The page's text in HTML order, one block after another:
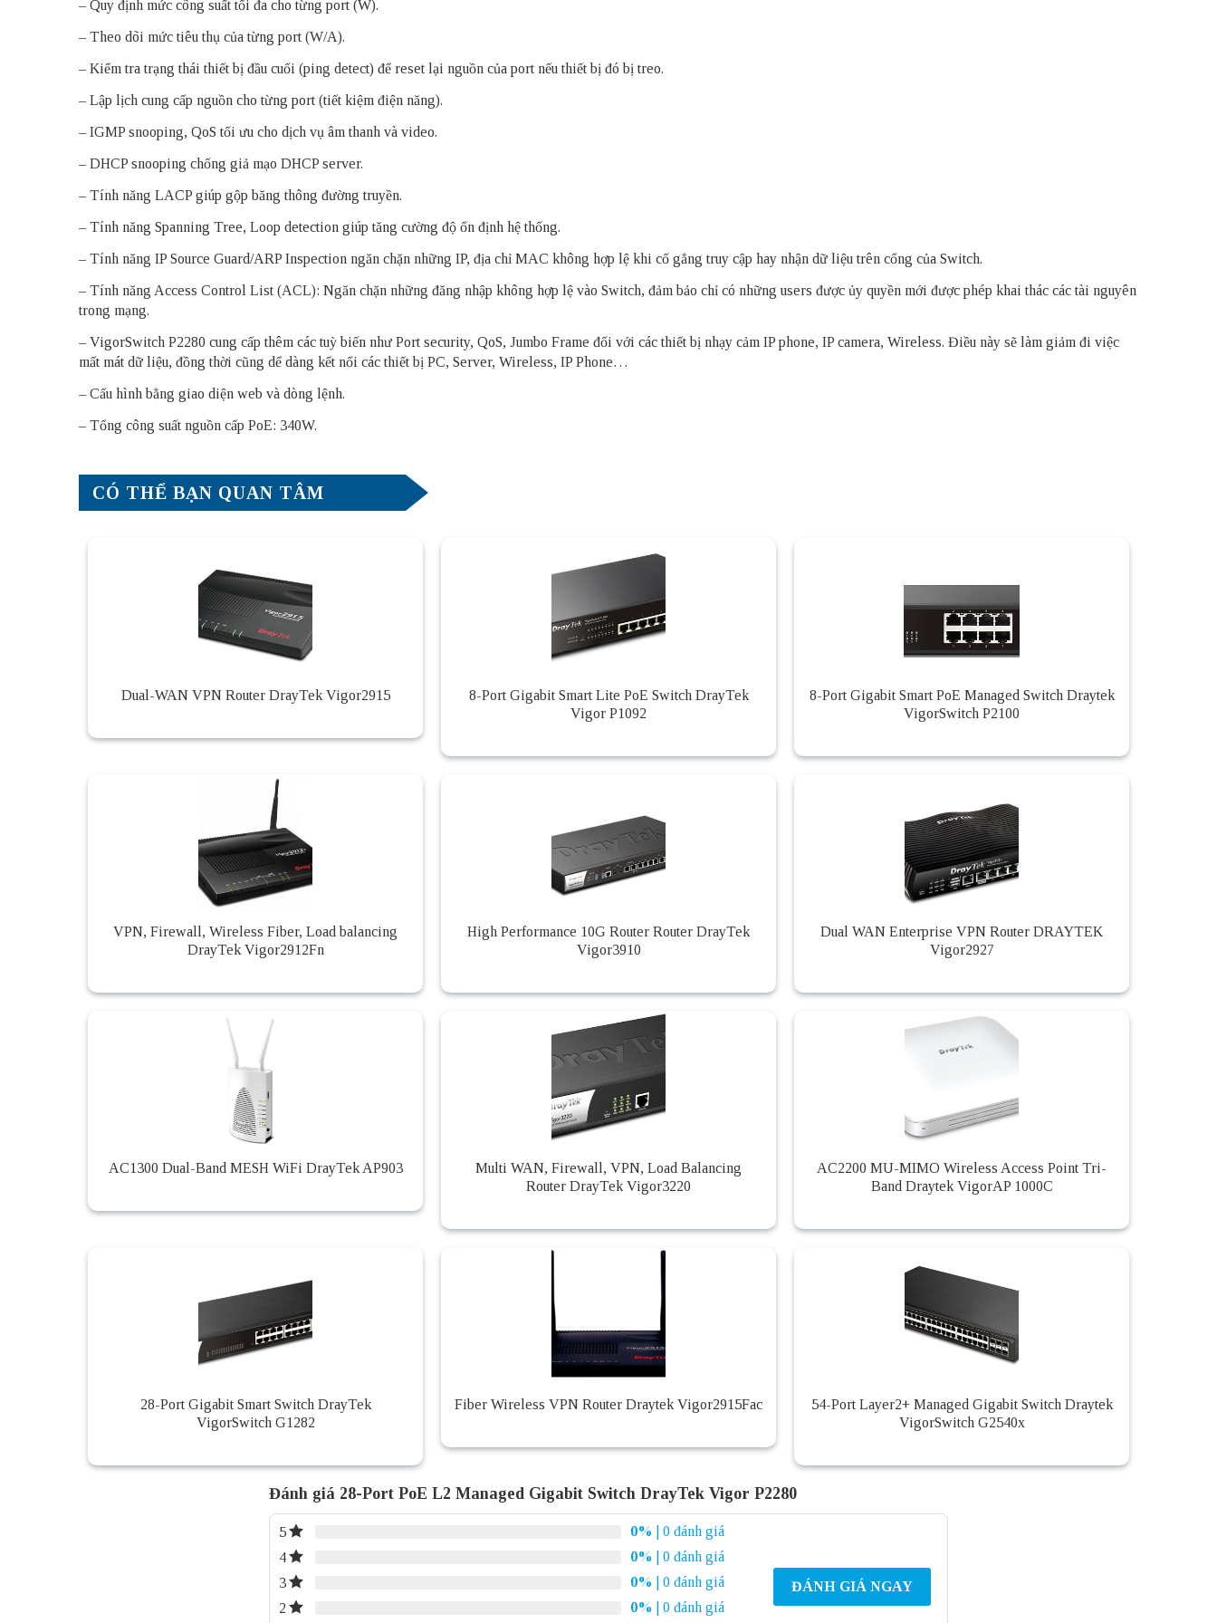
– Quy định mức công suất tối đa cho từng port (W).
– Theo dõi mức tiêu thụ của từng port (W/A).
– Kiểm tra trạng thái thiết bị đầu cuối (ping detect) để reset lại nguồn của port nếu thiết bị đó bị treo.
– Lập lịch cung cấp nguồn cho từng port (tiết kiệm điện năng).
– IGMP snooping, QoS tối ưu cho dịch vụ âm thanh và video.
– DHCP snooping chống giả mạo DHCP server.
– Tính năng LACP giúp gộp băng thông đường truyền.
– Tính năng Spanning Tree, Loop detection giúp tăng cường độ ổn định hệ thống.
– Tính năng IP Source Guard/ARP Inspection ngăn chặn những IP, địa chỉ MAC không hợp lệ khi cố gắng truy cập hay nhận dữ liệu trên cổng của Switch.
– Tính năng Access Control List (ACL): Ngăn chặn những đăng nhập không hợp lệ vào Switch, đảm bảo chỉ có những users được ủy quyền mới được phép khai thác các tài nguyên
trong mạng.
– VigorSwitch P2280 cung cấp thêm các tuỳ biến như Port security, QoS, Jumbo Frame đối với các thiết bị nhạy cảm IP phone, IP camera, Wireless. Điều này sẽ làm giảm đi việc
mất mát dữ liệu, đồng thời cũng dể dàng kết nối các thiết bị PC, Server, Wireless, IP Phone…
– Cấu hình bằng giao diện web và dòng lệnh.
– Tổng công suất nguồn cấp PoE: 340W.
CÓ THỂ BẠN QUAN TÂM
Dual-WAN VPN Router DrayTek Vigor2915
8-Port Gigabit Smart Lite PoE Switch DrayTek
Vigor P1092
8-Port Gigabit Smart PoE Managed Switch Draytek
VigorSwitch P2100
VPN, Firewall, Wireless Fiber, Load balancing
DrayTek Vigor2912Fn
High Performance 10G Router Router DrayTek
Vigor3910
Dual WAN Enterprise VPN Router DRAYTEK
Vigor2927
AC1300 Dual-Band MESH WiFi DrayTek AP903
Multi WAN, Firewall, VPN, Load Balancing
Router DrayTek Vigor3220
AC2200 MU-MIMO Wireless Access Point Tri-
Band Draytek VigorAP 1000C
28-Port Gigabit Smart Switch DrayTek
VigorSwitch G1282
Fiber Wireless VPN Router Draytek Vigor2915Fac
54-Port Layer2+ Managed Gigabit Switch Draytek
VigorSwitch G2540x
Đánh giá 28-Port PoE L2 Managed Gigabit Switch DrayTek Vigor P2280
5 0%
| 0 đánh giá
4
0%
| 0 đánh giá
3
0%
| 0 đánh giá
2
0% | 0 đánh giá
ĐÁNH GIÁ NGAY